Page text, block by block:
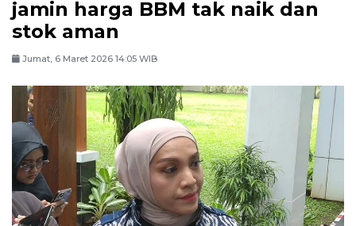
jamin harga BBM tak naik dan
stok aman
Jumat, 6 Maret 2026 14:05 WIB